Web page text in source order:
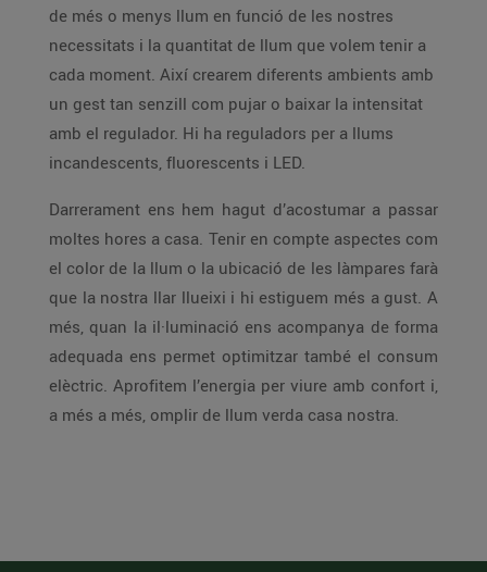
de més o menys llum en funció de les nostres
necessitats i la quantitat de llum que volem tenir a
cada moment. Així crearem diferents ambients amb
un gest tan senzill com pujar o baixar la intensitat
amb el regulador. Hi ha reguladors per a llums
incandescents, fluorescents i LED.
Darrerament ens hem hagut d’acostumar a passar
moltes hores a casa. Tenir en compte aspectes com
el color de la llum o la ubicació de les làmpares farà
que la nostra llar llueixi i hi estiguem més a gust. A
més, quan la il·luminació ens acompanya de forma
adequada ens permet optimitzar també el consum
elèctric. Aprofitem l’energia per viure amb confort i,
a més a més, omplir de llum verda casa nostra.